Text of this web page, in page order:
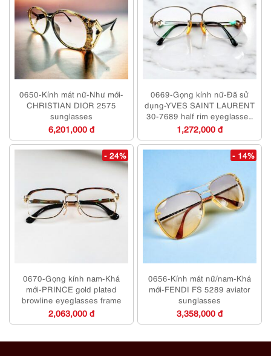
0650-Kính mát nữ-Như mới-
CHRISTIAN DIOR 2575
sunglasses
6,201,000 đ
0669-Gọng kính nữ-Đã sử
dụng-YVES SAINT LAURENT
30-7689 half rim eyeglasses
frame
1,272,000 đ
- 24%
0670-Gọng kính nam-Khá
mới-PRINCE gold plated
browline eyeglasses frame
2,063,000 đ
- 14%
0656-Kính mát nữ/nam-Khá
mới-FENDI FS 5289 aviator
sunglasses
3,358,000 đ